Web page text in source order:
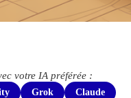
votre IA préférée :
Grok Claude